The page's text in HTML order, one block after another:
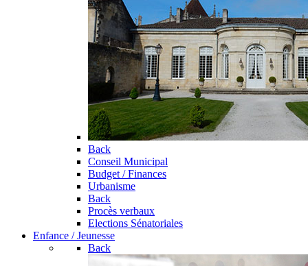
Back
Conseil Municipal
Budget / Finances
Urbanisme
Back
Procès verbaux
Elections Sénatoriales
Enfance / Jeunesse
Back